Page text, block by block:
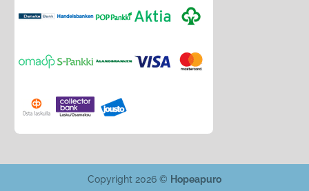
Copyright 2026 © Hopeapuro